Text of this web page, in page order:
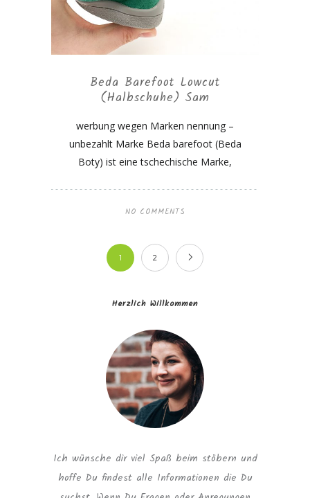
Beda Barefoot Lowcut
(Halbschuhe) Sam
werbung wegen Marken nennung –
unbezahlt Marke Beda barefoot (Beda
Boty) ist eine tschechische Marke,
NO COMMENTS
1 2
Herzlich Willkommen
Ich wünsche dir viel Spaß beim stöbern und
hoffe Du findest alle Informationen die Du